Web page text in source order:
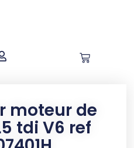
moteur de
tdi V6 ref